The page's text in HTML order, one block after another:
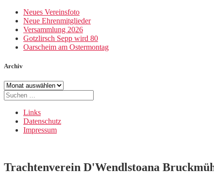
Neues Vereinsfoto
Neue Ehrenmitglieder
Versammlung 2026
Gotzlirsch Sepp wird 80
Oarscheim am Ostermontag
Archiv
Archiv
Suche
nach:
Links
Datenschutz
Impressum
Trachtenverein D'Wendlstoana